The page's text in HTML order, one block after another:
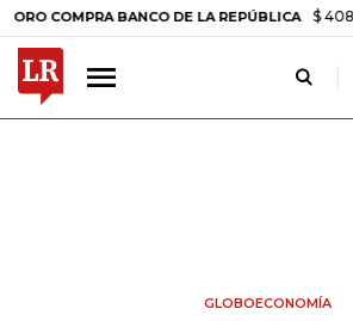
BANCO DE LA REPÚBLICA $ 408.498,97
GLOBOECONOMÍA